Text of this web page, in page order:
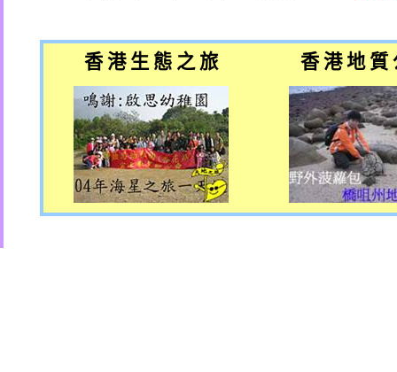
香 港 生 態 之 旅 香 港 地 質